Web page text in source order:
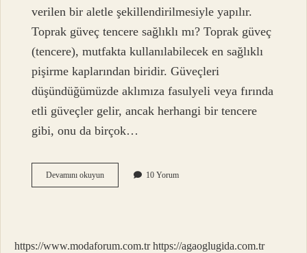
verilen bir aletle şekillendirilmesiyle yapılır.
Toprak güveç tencere sağlıklı mı? Toprak güveç
(tencere), mutfakta kullanılabilecek en sağlıklı
pişirme kaplarından biridir. Güveçleri
düşündüğümüzde aklımıza fasulyeli veya fırında
etli güveçler gelir, ancak herhangi bir tencere
gibi, onu da birçok…
Devamını okuyunToprak
Tencere
10 Yorum
https://www.modaforum.com.tr https://agaoglugida.com.tr